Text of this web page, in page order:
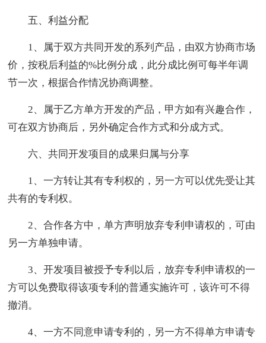
五、利益分配
1、属于双方共同开发的系列产品，由双方协商市场
价，按税后利益的%比例分成，此分成比例可每半年调
节一次，根据合作情况协商调整。
2、属于乙方单方开发的产品，甲方如有兴趣合作，
可在双方协商后，另外确定合作方式和分成方式。
六、共同开发项目的成果归属与分享
1、一方转让其有专利权的，另一方可以优先受让其
共有的专利权。
2、合作各方中，单方声明放弃专利申请权的，可由
另一方单独申请。
3、开发项目被授予专利以后，放弃专利申请权的一
方可以免费取得该项专利的普通实施许可，该许可不得
撤消。
4、一方不同意申请专利的，另一方不得单方申请专